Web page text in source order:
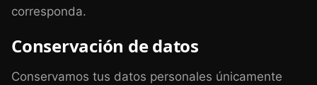
corresponda.
Conservación de datos
Conservamos tus datos personales únicamente